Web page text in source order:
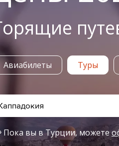
Авиабилеты Туры
Пока вы в Турции, можете